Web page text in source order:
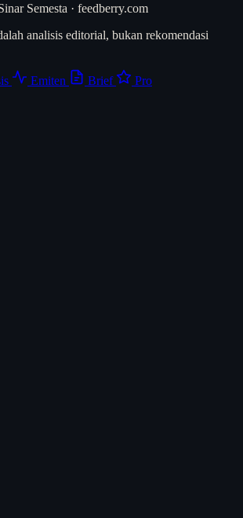
Semesta · feedberry.com
analisis editorial, bukan rekomendasi
Emiten Brief Pro